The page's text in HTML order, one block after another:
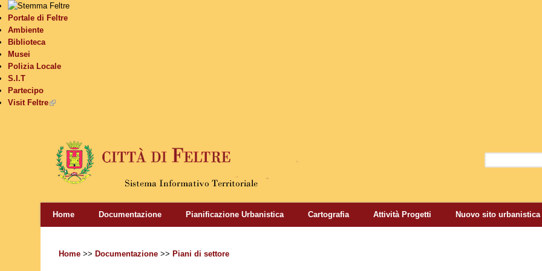
Portale di Feltre
Ambiente
Biblioteca
Musei
Polizia Locale
S.I.T
Partecipo
Visit Feltre(link is external)
Home Documentazione Pianificazione Urbanistica Cartografia Attività Progetti Nuovo sito urbanistica
Home >> Documentazione >> Piani di settore